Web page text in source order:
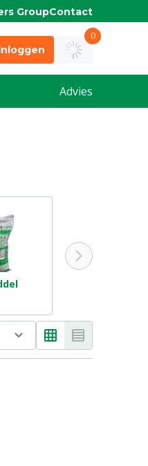
GroupContact
0
Advies